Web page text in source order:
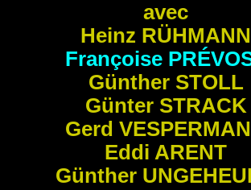
avec
Heinz RÜHMANN
Françoise
Günther STOLL
Günter STRACK
Gerd
Eddi ARENT
Günther